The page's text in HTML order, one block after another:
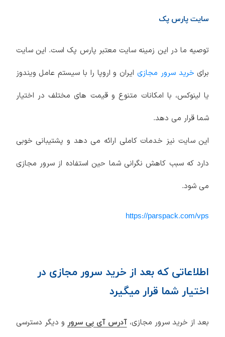
سایت پارس پک
توصیه ما در این زمینه سایت معتبر پارس پک است. این سایت
برای خرید سرور مجازی ایران و اروپا را با سیستم عامل ویندوز
یا لینوکس، با امکانات متنوع و قیمت های مختلف در اختیار
شما قرار می دهد.
این سایت نیز خدمات کاملی ارائه می دهد و پشتیبانی خوبی
دارد که سبب کاهش نگرانی شما حین استفاده از سرور مجازی
می شود.
https://parspack.com/vps
اطلاعاتی که بعد از خرید سرور مجازی در
اختیار شما قرار میگیرد
بعد از خرید سرور مجازی، آدرس آی پی سرورو دیگر دسترسی